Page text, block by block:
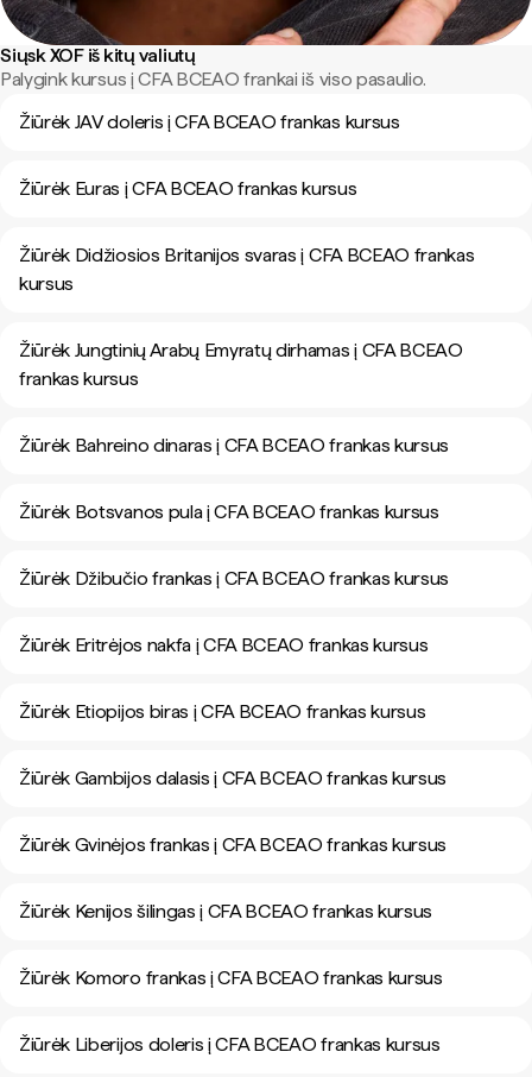
Siųsk XOF iš kitų valiutų
Palygink kursus į CFA BCEAO frankai iš viso pasaulio.
Žiūrėk JAV doleris į CFA BCEAO frankas kursus
Žiūrėk Euras į CFA BCEAO frankas kursus
Žiūrėk Didžiosios Britanijos svaras į CFA BCEAO frankas
kursus
Žiūrėk Jungtinių Arabų Emyratų dirhamas į CFA BCEAO
frankas kursus
Žiūrėk Bahreino dinaras į CFA BCEAO frankas kursus
Žiūrėk Botsvanos pula į CFA BCEAO frankas kursus
Žiūrėk Džibučio frankas į CFA BCEAO frankas kursus
Žiūrėk Eritrėjos nakfa į CFA BCEAO frankas kursus
Žiūrėk Etiopijos biras į CFA BCEAO frankas kursus
Žiūrėk Gambijos dalasis į CFA BCEAO frankas kursus
Žiūrėk Gvinėjos frankas į CFA BCEAO frankas kursus
Žiūrėk Kenijos šilingas į CFA BCEAO frankas kursus
Žiūrėk Komoro frankas į CFA BCEAO frankas kursus
Žiūrėk Liberijos doleris į CFA BCEAO frankas kursus